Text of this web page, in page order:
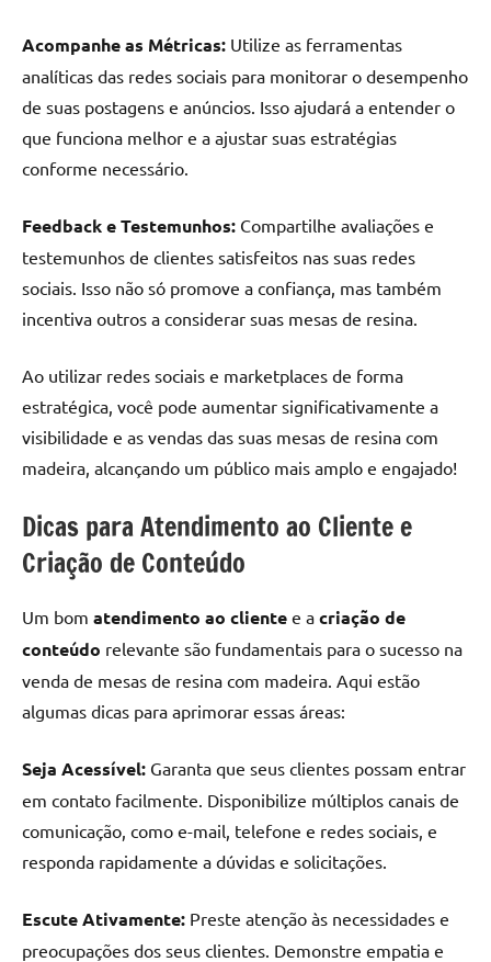
Acompanhe as Métricas: Utilize as ferramentas
analíticas das redes sociais para monitorar o desempenho
de suas postagens e anúncios. Isso ajudará a entender o
que funciona melhor e a ajustar suas estratégias
conforme necessário.
Feedback e Testemunhos: Compartilhe avaliações e
testemunhos de clientes satisfeitos nas suas redes
sociais. Isso não só promove a confiança, mas também
incentiva outros a considerar suas mesas de resina.
Ao utilizar redes sociais e marketplaces de forma
estratégica, você pode aumentar significativamente a
visibilidade e as vendas das suas mesas de resina com
madeira, alcançando um público mais amplo e engajado!
Dicas para Atendimento ao Cliente e
Criação de Conteúdo
Um bom atendimento ao cliente e a criação de
conteúdo relevante são fundamentais para o sucesso na
venda de mesas de resina com madeira. Aqui estão
algumas dicas para aprimorar essas áreas:
Seja Acessível: Garanta que seus clientes possam entrar
em contato facilmente. Disponibilize múltiplos canais de
comunicação, como e-mail, telefone e redes sociais, e
responda rapidamente a dúvidas e solicitações.
Escute Ativamente: Preste atenção às necessidades e
preocupações dos seus clientes. Demonstre empatia e